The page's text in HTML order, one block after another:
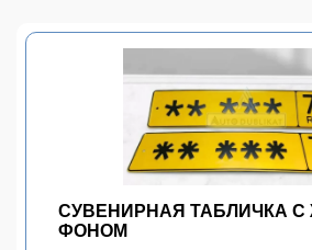
СУВЕНИРНАЯ ТАБЛИЧКА
ФОНОМ